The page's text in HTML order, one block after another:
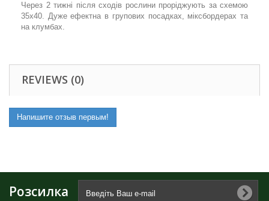
Через 2 тижні після сходів рослини проріджують за схемою
35x40. Дуже ефектна в групових посадках, міксбордерах та
на клумбах.
REVIEWS (0)
Напишите отзыв первым!
Розсилка